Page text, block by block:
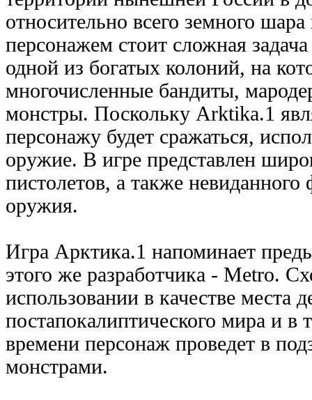
относительно всего земного
персонажем стоит сложная
одной из богатых колоний, на
многочисленные бандиты,
монстры. Поскольку Arktika.1
персонажу будет сражаться,
оружие. В игре представлен
пистолетов, а также невиданного
оружия.
Игра Арктика.1 напоминает
этого же разработчика - Metro.
использовании в качестве места
постапокалиптического мира и в
времени персонаж проведет в
монстрами.